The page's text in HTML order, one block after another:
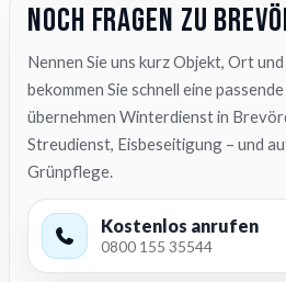
Noch Fragen zu
Nennen Sie uns kurz Objekt, Ort
bekommen Sie schnell eine
übernehmen Winterdienst in
Streudienst, Eisbeseitigung – und
Grünpflege.
Kostenlos anrufen
0800 155 35544